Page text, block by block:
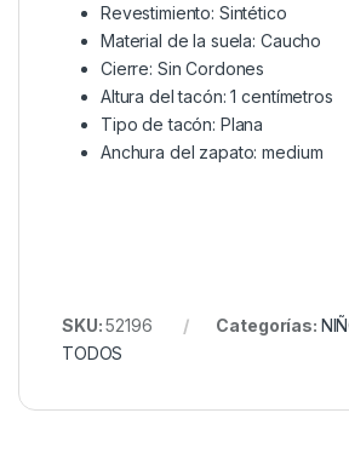
Revestimiento: Sintético
Material de la suela: Caucho
Cierre: Sin Cordones
Altura del tacón: 1 centímetros
Tipo de tacón: Plana
Anchura del zapato: medium
SKU:52196 Categorías:
TODOS